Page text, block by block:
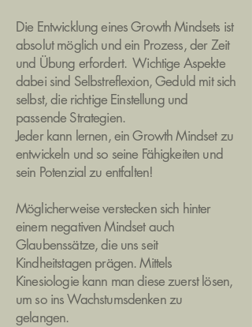
Die Entwicklung eines Growth Mindsets ist
absolut möglich und ein Prozess, der Zeit
und Übung erfordert. Wichtige Aspekte
dabei sind Selbstreflexion, Geduld mit sich
selbst, die richtige Einstellung und
passende Strategien.
Jeder kann lernen, ein Growth Mindset zu
entwickeln und so seine Fähigkeiten und
sein Potenzial zu entfalten!
Möglicherweise verstecken sich hinter
einem negativen Mindset auch
Glaubenssätze, die uns seit
Kindheitstagen prägen. Mittels
Kinesiologie kann man diese zuerst lösen,
um so ins Wachstumsdenken zu
gelangen.